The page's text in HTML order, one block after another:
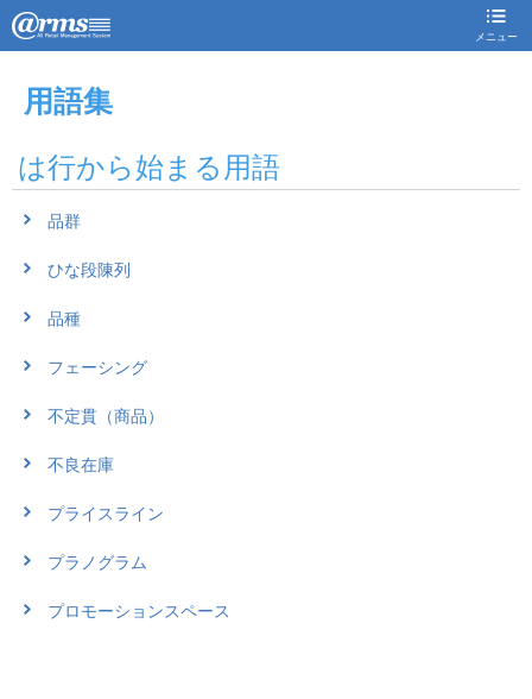
メニュー
用語集
は行から始まる用語
品群
ひな段陳列
品種
フェーシング
不定貫（商品）
不良在庫
プライスライン
プラノグラム
プロモーションスペース